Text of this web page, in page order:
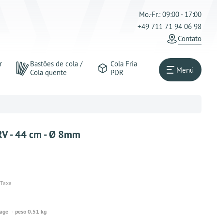
Mo.-Fr.: 09:00 - 17:00
+49 711 71 94 06 98
Contato
Bastões de cola /
Cola quente
Cola Fria
PDR
Menú
- 44 cm - Ø 8mm
peso 0,51 kg